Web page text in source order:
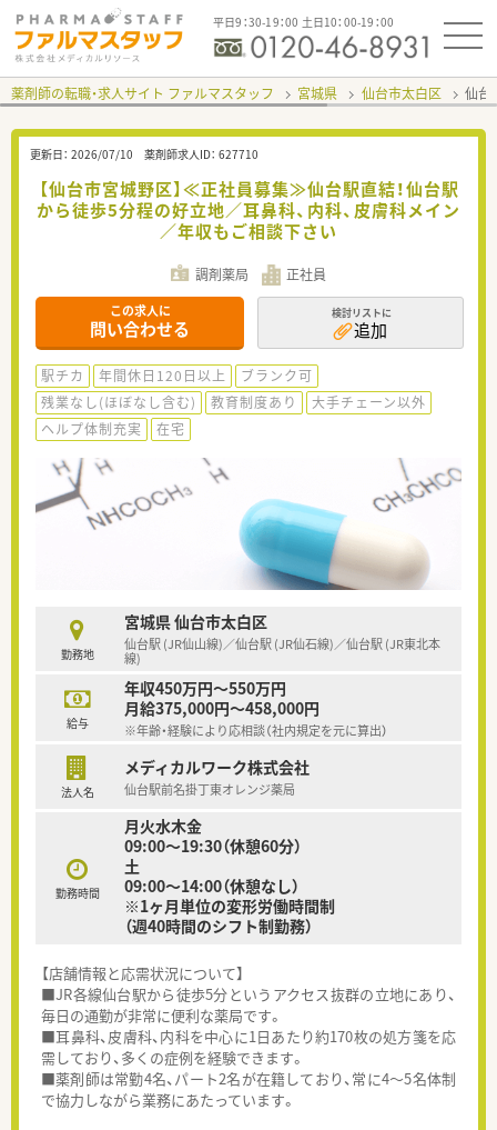
平日9：30-19：00 土日10：00-19：00
薬剤師の転職・求人サイト ファルマスタッフ 宮城県 仙台市太白区 仙台
更新日： 2026/07/10 薬剤師求人ID： 627710
【仙台市宮城野区】≪正社員募集≫仙台駅直結！仙台駅
から徒歩5分程の好立地／耳鼻科、内科、皮膚科メイン
／年収もご相談下さい
調剤薬局 正社員
この求人に
問い合わせる
検討リストに
追加
駅チカ 年間休日120日以上
ブランク可
残業なし(ほぼなし含む)
教育制度あり
大手チェーン以外
ヘルプ体制充実
在宅
勤務地
宮城県 仙台市太白区
仙台駅 (JR仙山線)／仙台駅 (JR仙石線)／仙台駅 (JR東北本
線)
給与
年収450万円～550万円
月給375,000円～458,000円
※年齢・経験により応相談（社内規定を元に算出）
法人名
メディカルワーク株式会社
仙台駅前名掛丁東オレンジ薬局
勤務時間
月火水木金
09:00～19:30（休憩60分）
土
09:00～14:00（休憩なし）
※1ヶ月単位の変形労働時間制
（週40時間のシフト制勤務）
【店舗情報と応需状況について】
■JR各線仙台駅から徒歩5分というアクセス抜群の立地にあり、
毎日の通勤が非常に便利な薬局です。
■耳鼻科、皮膚科、内科を中心に1日あたり約170枚の処方箋を応
需しており、多くの症例を経験できます。
■薬剤師は常勤4名、パート2名が在籍しており、常に4～5名体制
で協力しながら業務にあたっています。